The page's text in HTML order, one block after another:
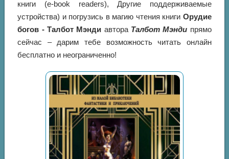
книги (e-book readers), Другие поддерживаемые
устройства) и погрузись в магию чтения книги Орудие
богов - Талбот Мэнди автора Талбот Мэнди прямо
сейчас – дарим тебе возможность читать онлайн
бесплатно и неограниченно!